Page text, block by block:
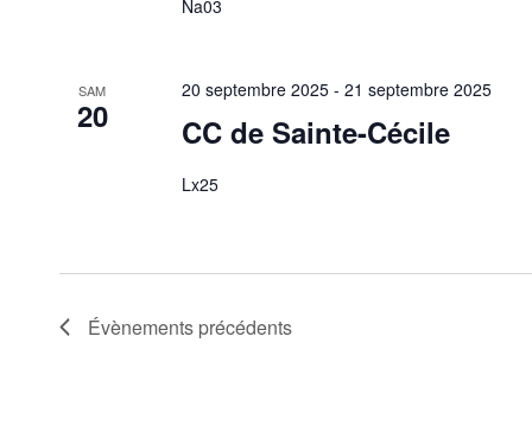
Na03
SAM
20
20 septembre 2025 -21 septembre 2025
CC de Sainte-Cécile
Lx25
Évènements précédents